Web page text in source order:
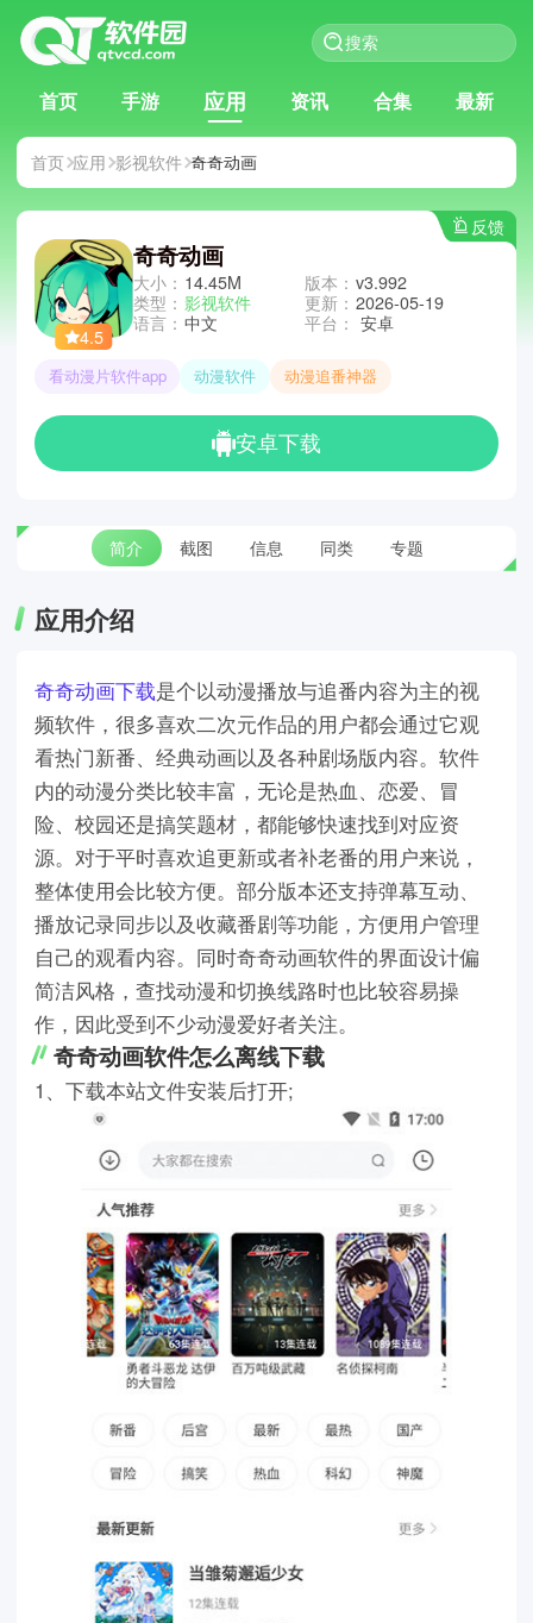
首页 手游 应用 资讯 合集 最新
首页 应用 影视软件 奇奇动画
反馈
4.5
奇奇动画
大小： 14.45M
类型： 影视软件
语言： 中文
版本： v3.992
更新： 2026-05-19
平台： 安卓
看动漫片软件app 动漫软件 动漫追番神器
安卓下载
简介 截图 信息 同类 专题
应用介绍
奇奇动画下载是个以动漫播放与追番内容为主的视
频软件，很多喜欢二次元作品的用户都会通过它观
看热门新番、经典动画以及各种剧场版内容。软件
内的动漫分类比较丰富，无论是热血、恋爱、冒
险、校园还是搞笑题材，都能够快速找到对应资
源。对于平时喜欢追更新或者补老番的用户来说，
整体使用会比较方便。部分版本还支持弹幕互动、
播放记录同步以及收藏番剧等功能，方便用户管理
自己的观看内容。同时奇奇动画软件的界面设计偏
简洁风格，查找动漫和切换线路时也比较容易操
作，因此受到不少动漫爱好者关注。
奇奇动画软件怎么离线下载
1、下载本站文件安装后打开;